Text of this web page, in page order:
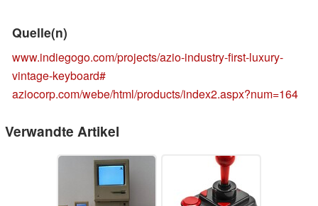
Quelle(n)
www.indiegogo.com/projects/azio-industry-first-luxury-
vintage-keyboard#
aziocorp.com/webe/html/products/index2.aspx?num=164
Verwandte Artikel